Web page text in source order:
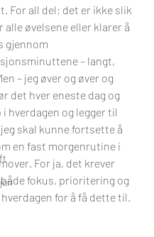
For all del; det er ikke slik
alle øvelsene eller klarer å
gjennom
– langt,
– jeg øver og øver og
det hver eneste dag og
hverdagen og legger til
skal kunne fortsette å
en fast morgenrutine i
For ja, det krever
fokus, prioritering og
for å få dette til.